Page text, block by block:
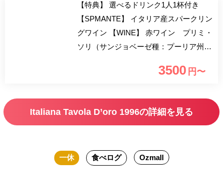
【特典】 選べるドリンク1人1杯付き
【SPMANTE】 イタリア産スパークリン
グワイン 【WINE】 赤ワイン プリミ・
ソリ（サンジョベーゼ種：プーリア州）
ノ種：プーリア州） 【BEER】 ペロー
ル アマレット・ディサローノ カシス ピ
ださい 【SOFT DRINK】 オレンジジュ
3500 円〜
Italiana Tavola D’oro 1996の詳細を見る
一休 食べログ Ozmall